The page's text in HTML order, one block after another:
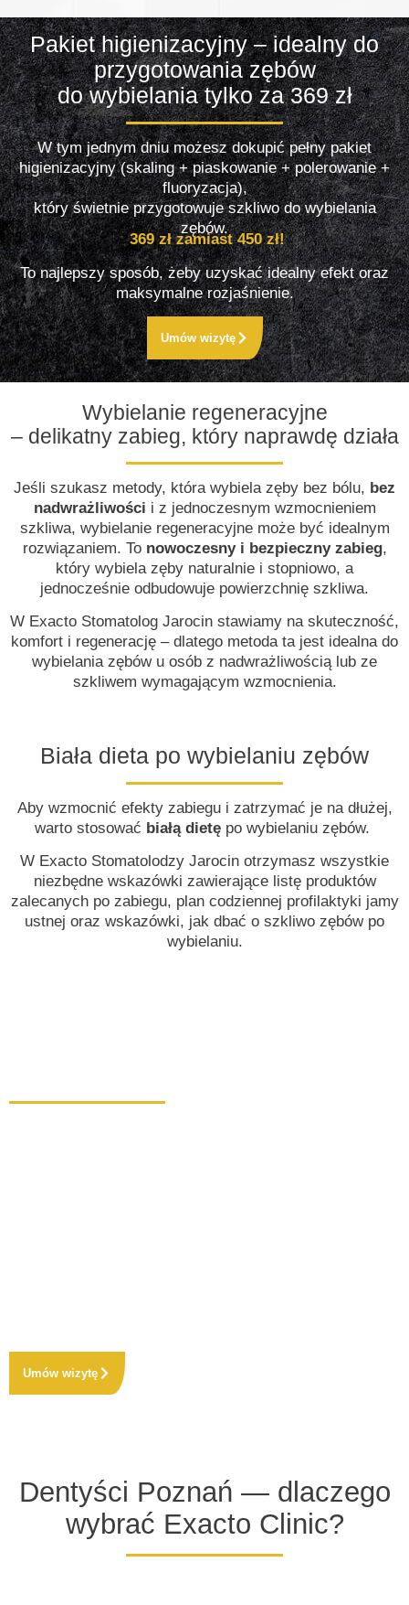
Pakiet higienizacyjny – idealny do
przygotowania zębów
do wybielania tylko za 369 zł
W tym jednym dniu możesz dokupić pełny pakiet
higienizacyjny (skaling + piaskowanie + polerowanie +
fluoryzacja),
który świetnie przygotowuje szkliwo do wybielania
zębów.
369 zł zamiast 450 zł!
To najlepszy sposób, żeby uzyskać idealny efekt oraz
maksymalne rozjaśnienie.
Umów wizytę
Wybielanie regeneracyjne
– delikatny zabieg, który naprawdę działa
Jeśli szukasz metody, która wybiela zęby bez bólu, bez
nadwrażliwości i z jednoczesnym wzmocnieniem
szkliwa, wybielanie regeneracyjne może być idealnym
rozwiązaniem. To nowoczesny i bezpieczny zabieg,
który wybiela zęby naturalnie i stopniowo, a
jednocześnie odbudowuje powierzchnię szkliwa.
W Exacto Stomatolog Jarocin stawiamy na skuteczność,
komfort i regenerację – dlatego metoda ta jest idealna do
wybielania zębów u osób z nadwrażliwością lub ze
szkliwem wymagającym wzmocnienia.
Biała dieta po wybielaniu zębów
Aby wzmocnić efekty zabiegu i zatrzymać je na dłużej,
warto stosować białą dietę po wybielaniu zębów.
W Exacto Stomatolodzy Jarocin otrzymasz wszystkie
niezbędne wskazówki zawierające listę produktów
zalecanych po zabiegu, plan codziennej profilaktyki jamy
ustnej oraz wskazówki, jak dbać o szkliwo zębów po
wybielaniu.
Umów wizytę
Dentyści Poznań — dlaczego
wybrać Exacto Clinic?